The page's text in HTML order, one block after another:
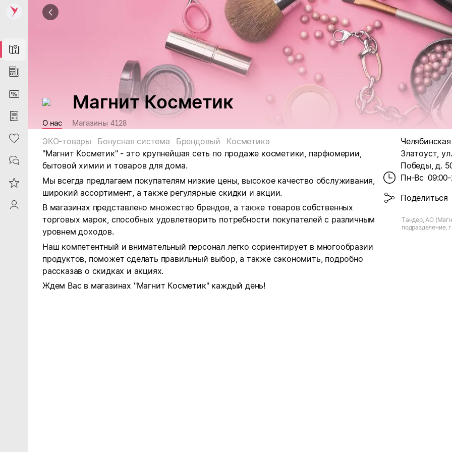
Map
News
DiscountCard
Purchases
Heart
Contacts
Reviews
ProfileSaby
Магнит Косметик
О нас Магазины 4128
ЭКО-товары Бонусная система Брендовый
Косметика
"Магнит Косметик" - это крупнейшая сеть по продаже косметики, парфюмерии,
бытовой химии и товаров для дома.
Мы всегда предлагаем покупателям низкие цены, высокое качество обслуживания,
широкий ассортимент, а также регулярные скидки и акции.
В магазинах представлено множество брендов, а также товаров собственных
торговых марок, способных удовлетворить потребности покупателей с различным
уровнем доходов.
Наш компетентный и внимательный персонал легко сориентирует в многообразии
продуктов, поможет сделать правильный выбор, а также сэкономить, подробно
рассказав о скидках и акциях.
Ждем Вас в магазинах "Магнит Косметик" каждый день!
Златоуст,
Победы, д.
Пн-Вс
Поделиться
Тандер, АО
подразделение,